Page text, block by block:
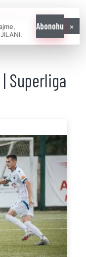
| Superliga
Abonohu ×